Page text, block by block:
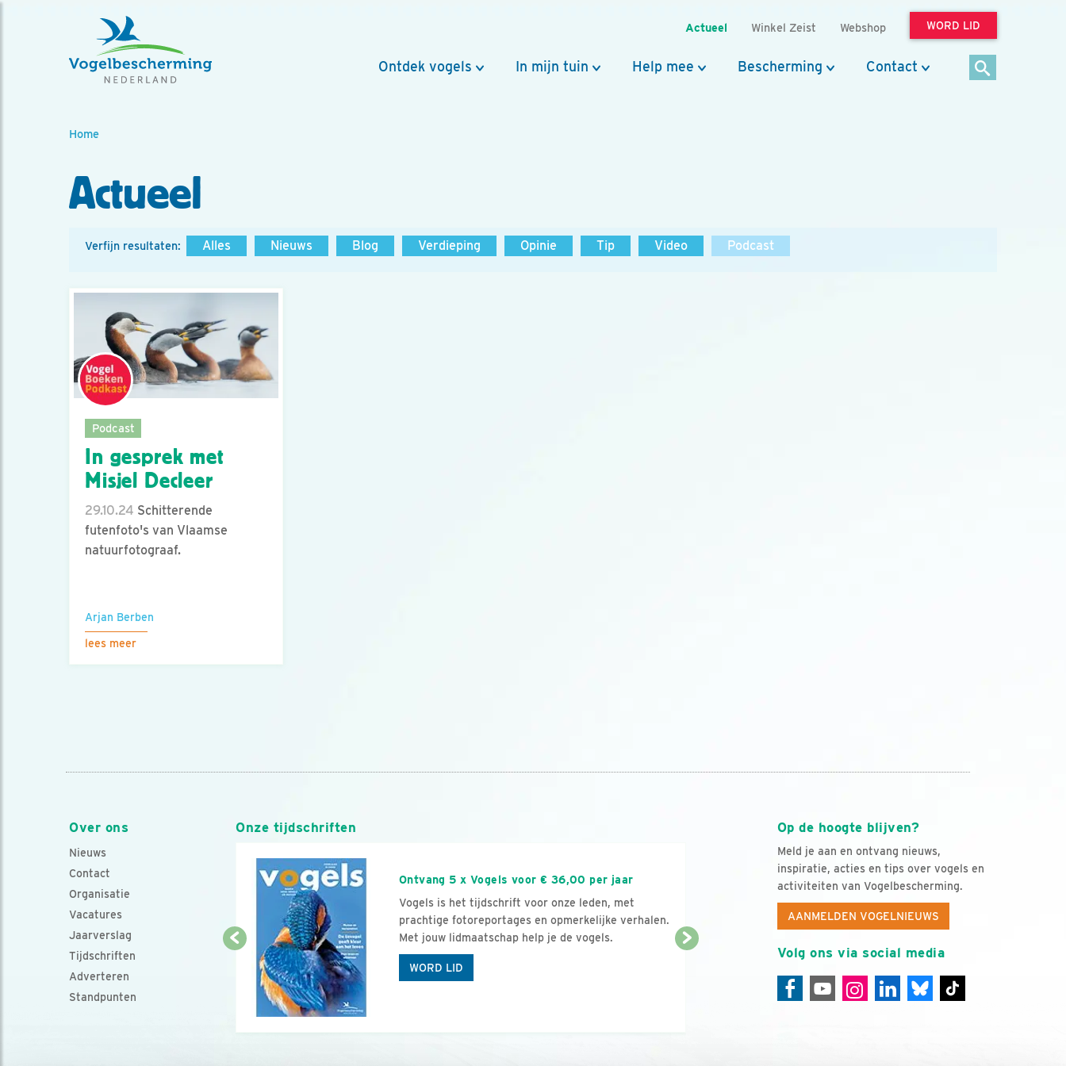
Actueel Winkel Zeist Webshop WORD LID
Ontdek vogels In mijn tuin Help mee Bescherming Contact
Home
Actueel
Verfijn resultaten: Alles Nieuws Blog Verdieping Opinie Tip Video Podcast
Podcast
In gesprek met
Misjel Decleer
29.10.24 Schitterende
futenfoto's van Vlaamse
natuurfotograaf.
Arjan Berben
lees meer
Over ons
Nieuws
Contact
Organisatie
Vacatures
Jaarverslag
Tijdschriften
Adverteren
Standpunten
Op de hoogte blijven?
Meld je aan en ontvang nieuws,
inspiratie, acties en tips over vogels en
activiteiten van Vogelbescherming.
AANMELDEN VOGELNIEUWS
Volg ons via social media
Onze tijdschriften
Ontvang 5 x Vogels voor € 36,00 per jaar
Vogels is het tijdschrift voor onze leden, met
prachtige fotoreportages en opmerkelijke verhalen.
Met jouw lidmaatschap help je de vogels.
WORD LID